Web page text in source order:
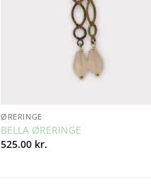
ØRERINGE
BELLA ØRERINGE
525.00 kr.